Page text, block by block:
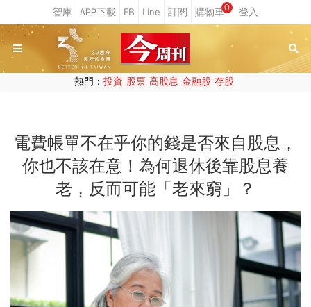
0
熱門： 投資 股票 高股息 金融股 存股
電費帳單不在乎你的錢是否來自股息，
你也不該在意！為何退休後靠股息養
老，反而可能「老來窮」？